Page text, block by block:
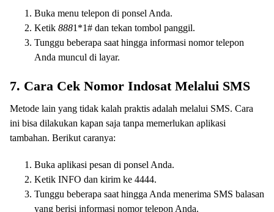
Buka menu telepon di ponsel Anda.
Ketik 8881*1# dan tekan tombol panggil.
Tunggu beberapa saat hingga informasi nomor telepon
Anda muncul di layar.
7. Cara Cek Nomor Indosat Melalui SMS
Metode lain yang tidak kalah praktis adalah melalui SMS. Cara
ini bisa dilakukan kapan saja tanpa memerlukan aplikasi
tambahan. Berikut caranya:
Buka aplikasi pesan di ponsel Anda.
Ketik INFO dan kirim ke 4444.
Tunggu beberapa saat hingga Anda menerima SMS balasan
yang berisi informasi nomor telepon Anda.